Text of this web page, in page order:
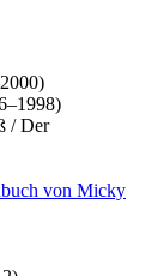
/ Der
von Micky